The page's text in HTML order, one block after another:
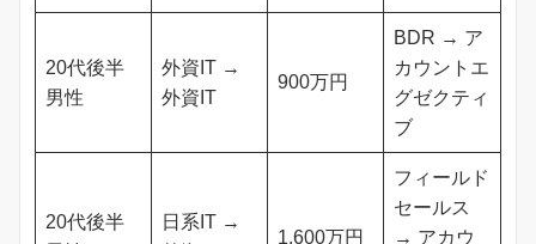
20代後半
男性
外資IT →
外資IT
900万円
BDR → ア
カウントエ
グゼクティ
ブ
20代後半
日系IT →
1,600万円
フィールド
セールス
→ アカウ